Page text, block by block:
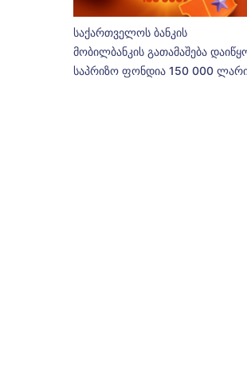
საქართველოს ბანკის
მობილბანკის გათამაშება
საპრიზო ფონდია 150 000